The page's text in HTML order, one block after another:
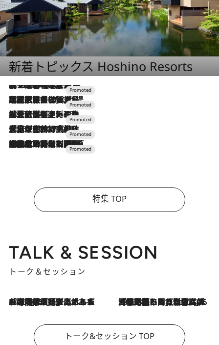
新着トピックス Hoshino Resorts
2026.8.7
【トンボの足水浴】ヒノキの香りに包まれて涼感マックス！約13℃の湧水かけ流しを避暑地「星野温泉 トンボの湯」で体験
2026.7.31
【ホテル帰省】という選択肢をOMOが提案。家族とほどよい距離を保つには「昼は実家、夜は気兼ねなくホテルで！」
2026.7.24
【夏限定ディナーコース】旬を迎える稚鮎や花ズッキーニなどをイタリア・トスカーナの郷土料理の手法で満喫！
2026.7.17
「土佐和ハーブかき氷」がOMO7高知に登場！生姜、山椒、大葉など目にも舌にも涼を呼ぶ郷土の味
2026.7.10
NEW OPEN！【界 草津】名湯の地に誕生。趣の異なる2種の温泉と上州ならではの会席・蕎麦割烹など美食を味わう究極の癒やし旅
特集 TOP
TALK & SESSION
トーク＆セッション
2026.8.3
「今後値上げがあるとすれば…」「リスクがあるのは今年の冬」エネルギー専門家が語る、ホルムズ海峡封鎖が家庭にもたらす“ある心配” 2026.8.3
「住宅建てられない…」「サーチャージ料の高値が続いている」ホルムズ海峡封鎖による影響はいつまで続く？《エネルギー専門家に聞く“どうなる日本の暮らし”》
トーク&セッション TOP